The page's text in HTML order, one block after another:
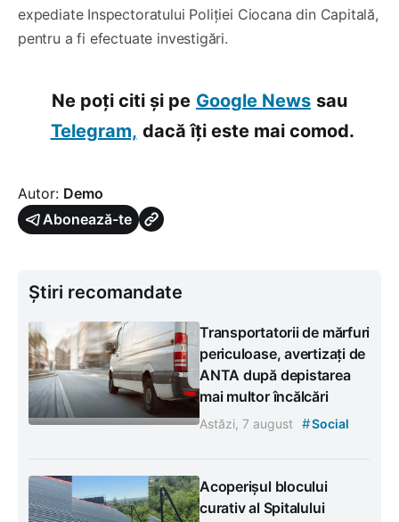
expediate Inspectoratului Poliției Ciocana din Capitală,
pentru a fi efectuate investigări.
Ne poți citi și pe Google News sau
Telegram, dacă îți este mai comod.
Autor: Demo
Abonează-te
Știri recomandate
Transportatorii de mărfuri
periculoase, avertizați de
ANTA după depistarea
mai multor încălcări
Astăzi, 7 august #Social
Acoperișul blocului
curativ al Spitalului